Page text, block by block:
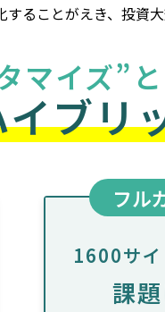
ることがえき、投資大
マイズ”と
ブリ
フル
1600サイ
課